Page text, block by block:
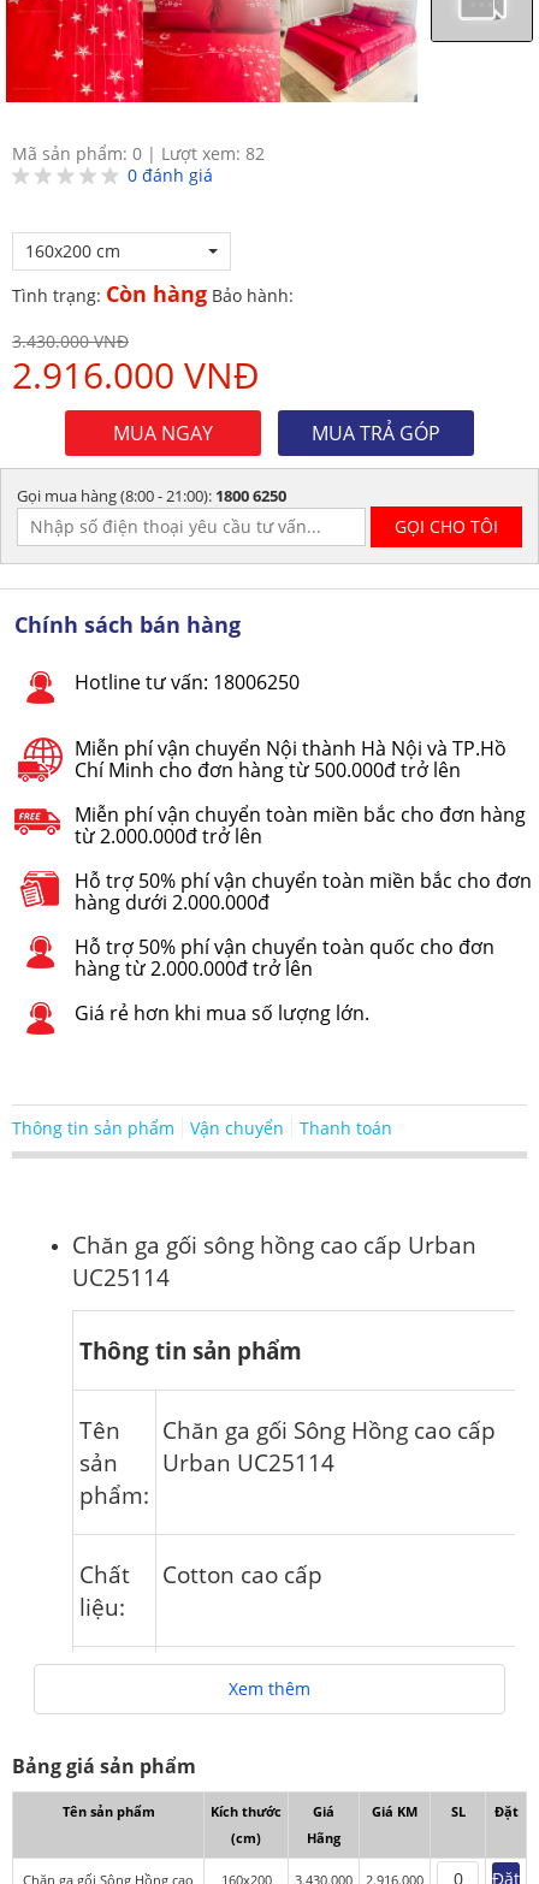
Mã sản phẩm: 0 | Lượt xem: 82
0 đánh giá
160x200 cm
Tình trạng: Còn hàng Bảo hành:
3.430.000 VNĐ
2.916.000 VNĐ
MUA NGAY MUA TRẢ GÓP
Gọi mua hàng (8:00 - 21:00): 1800 6250
Chính sách bán hàng
Hotline tư vấn: 18006250
Miễn phí vận chuyển Nội thành Hà Nội và TP.Hồ
Chí Minh cho đơn hàng từ 500.000đ trở lên
Miễn phí vận chuyển toàn miền bắc cho đơn hàng
từ 2.000.000đ trở lên
Hỗ trợ 50% phí vận chuyển toàn miền bắc cho đơn
hàng dưới 2.000.000đ
Hỗ trợ 50% phí vận chuyển toàn quốc cho đơn
hàng từ 2.000.000đ trở lên
Giá rẻ hơn khi mua số lượng lớn.
Thông tin sản phẩm Vận chuyển Thanh toán
Chăn ga gối sông hồng cao cấp Urban
UC25114
Thông tin sản phẩm
Tên
sản
phẩm:
Chăn ga gối Sông Hồng cao cấp
Urban UC25114
Chất
liệu:
Cotton cao cấp
thước:
160x200cm, 180x200cm,
Chăn ga gối Sông Hồng Urban
uc25114 thuộc bộ sưu tập Chăn ga gối
Xem thêm
Bảng giá sản phẩm
Tên sản phẩm
Kích thước
(cm)
Giá
Hãng
Giá KM SL Đặt
Chăn ga gối Sông Hồng cao 160x200 3.430.000 2.916.000 Đặt